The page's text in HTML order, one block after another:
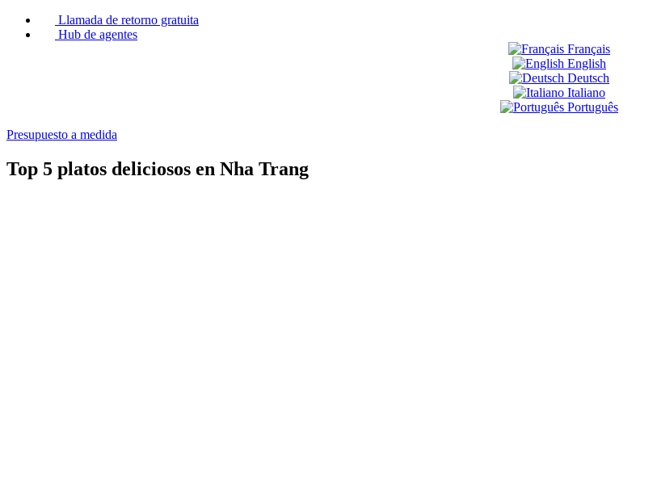
Llamada de retorno gratuita
Hub de agentes
Français
English
Deutsch
Italiano
Português
Presupuesto a medida
Top 5 platos deliciosos en Nha Trang